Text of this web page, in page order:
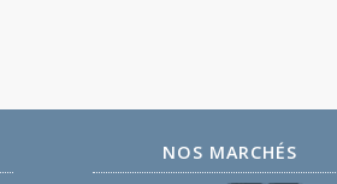
NOS MARCHÉS